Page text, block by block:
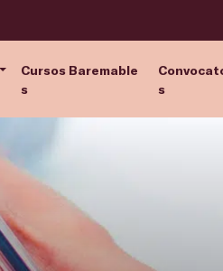
Cursos Baremable
s
s